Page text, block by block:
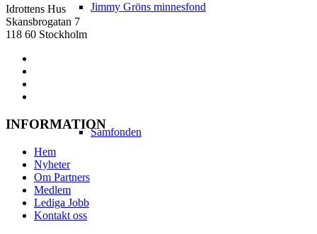
Jimmy Gröns minnesfond
Samfonden
Idrottens Hus
Skansbrogatan 7
118 60 Stockholm
INFORMATION
Hem
Nyheter
Om Partners
Medlem
Lediga Jobb
Kontakt oss